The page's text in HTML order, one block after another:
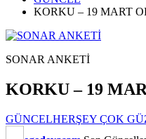
KORKU – 19 MART
SONAR ANKETİ
KORKU – 19
GÜNCELHERŞEY ÇOK